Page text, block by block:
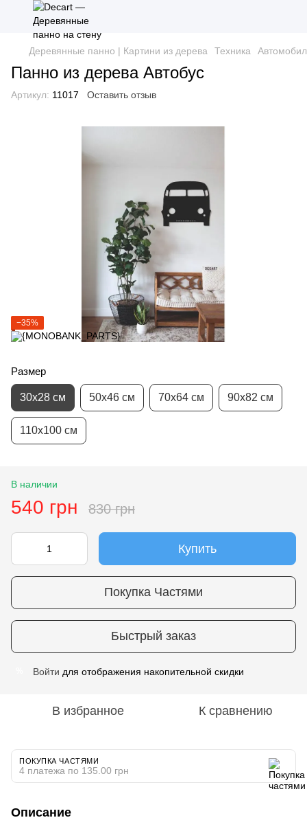
Деревянные панно | Картини из дерева Техника
Панно из дерева Автобус
Артикул: 11017 Оставить отзыв
−35%
Размер
30х28 см 50х46 см 70х64 см 90х82 см
110х100 см
В наличии
540 грн 830 грн
Купить
Покупка Частями
Быстрый заказ
Войти для отображения накопительной скидки
В избранное К сравнению
ПОКУПКА ЧАСТЯМИ
4 платежа по 135.00 грн
Описание